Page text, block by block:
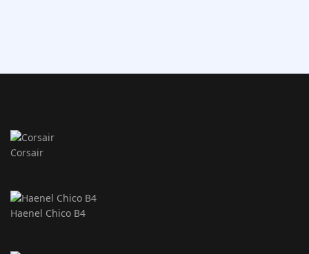
Corsair
Haenel Chico B4